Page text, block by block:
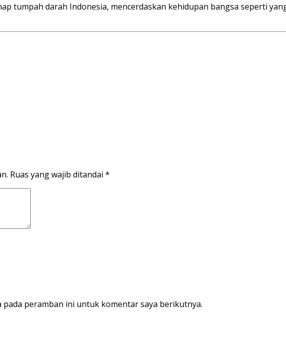
tumpah darah Indonesia, mencerdaskan kehidupan bangsa seperti
Ruas yang wajib ditandai *
pada peramban ini untuk komentar saya berikutnya.